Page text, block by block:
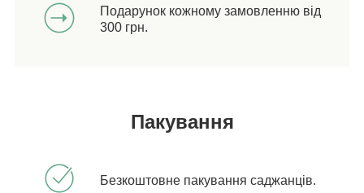
Подарунок кожному замовленню від
300 грн.
Пакування
Безкоштовне пакування саджанців.